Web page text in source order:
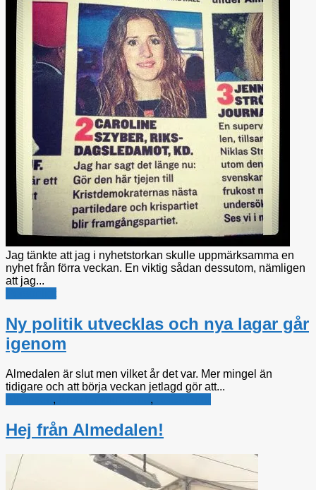
Jag tänkte att jag i nyhetstorkan skulle uppmärksamma en
nyhet från förra veckan. En viktig sådan dessutom, nämligen
att jag...
Ny politik utvecklas och nya lagar går
igenom
Almedalen är slut men vilket år det var. Mer mingel än
tidigare och att börja veckan jetlagd gör att...
, ,
Hej från Almedalen!